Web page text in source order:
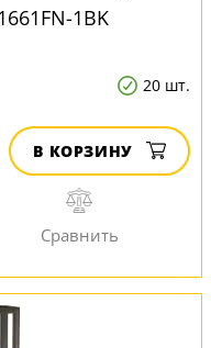
1BK
20 шт.
В КОРЗИНУ